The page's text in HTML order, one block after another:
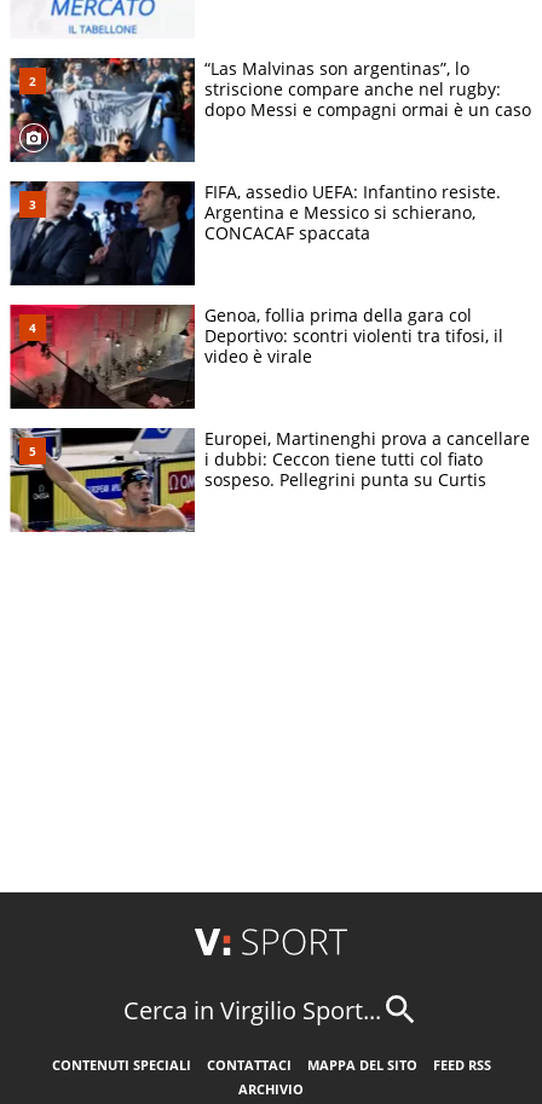
“Las Malvinas son argentinas”, lo
striscione compare anche nel rugby:
dopo Messi e compagni ormai è un caso
FIFA, assedio UEFA: Infantino resiste.
Argentina e Messico si schierano,
CONCACAF spaccata
Genoa, follia prima della gara col
Deportivo: scontri violenti tra tifosi, il
video è virale
Europei, Martinenghi prova a cancellare
i dubbi: Ceccon tiene tutti col fiato
sospeso. Pellegrini punta su Curtis
Cerca in Virgilio Sport...
CONTENUTI SPECIALI CONTATTACI MAPPA DEL SITO
FEED RSS
ARCHIVIO